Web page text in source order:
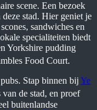
scene. Een bezoek
stad. Hier geniet je
sandwiches en
specialiteiten biedt
Yorkshire pudding
Food Court.
Stap binnen bij Ye
van de stad, en proef
buitenlandse